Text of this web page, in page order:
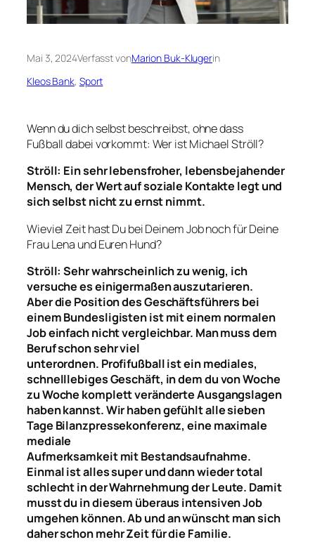
Mai 3, 2024Verfasst vonMarion Buk-Klugerin
Kleos Bank, Sport
Wenn du dich selbst beschreibst, ohne dass
Fußball dabei vorkommt: Wer ist Michael Ströll?
Ströll: Ein sehr lebensfroher, lebensbejahender
Mensch, der Wert auf soziale Kontakte legt und
sich selbst nicht zu ernst nimmt.
Wieviel Zeit hast Du bei Deinem Job noch für Deine
Frau Lena und Euren Hund?
Ströll: Sehr wahrscheinlich zu wenig, ich
versuche es einigermaßen auszutarieren.
Aberdie Position des Geschäftsführers bei
einem Bundesligistenist mit einem normalen
Job einfach nicht vergleichbar. Man mussdem
Berufschon sehr viel
unterordnen. Profifußballist ein mediales,
schnelllebigesGeschäft, in dem du von Woche
zu Woche komplett veränderte Ausgangslagen
haben kannst.Wir habengefühlt alle sieben
Tage Bilanzpressekonferenz, eine maximale
mediale
AufmerksamkeitmitBestandsaufnahme.
Einmal istalles superund dann wieder total
schlechtin der Wahrnehmung der Leute. Damit
musst du in diesem überaus intensiven Job
umgehen können.Ab und an wünscht man sich
daher schon mehr Zeit für die Familie.